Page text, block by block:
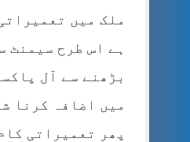
ملک میں
ہے اس طرح سیمنٹ
بڑھنے سے آل
میں اضافہ کرنا
پھر تعمیراتی